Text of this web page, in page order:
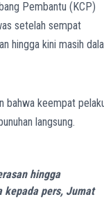
Pembantu (KCP)
setelah sempat
hingga kini masih
bahwa keempat
langsung.
hingga
kepada pers, Jumat